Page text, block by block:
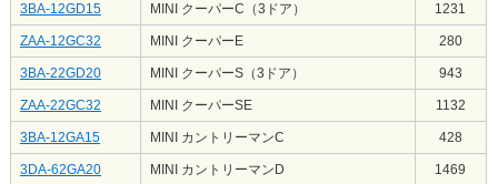
3BA-12GD15 MINI クーパーC（3ドア） 1231
ZAA-12GC32 MINI クーパーE 280
3BA-22GD20 MINI クーパーS（3ドア） 943
ZAA-22GC32 MINI クーパーSE 1132
3BA-12GA15 MINI カントリーマンC 428
3DA-62GA20 MINI カントリーマンD 1469